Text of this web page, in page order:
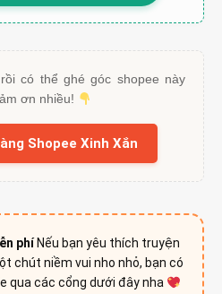
có thể ghé góc shopee này
ơn nhiều!
Shopee Xinh Xắn
phíNếu bạn yêu thích truyện
chút niềm vui nho nhỏ, bạn có
qua các cổng dưới đây nha